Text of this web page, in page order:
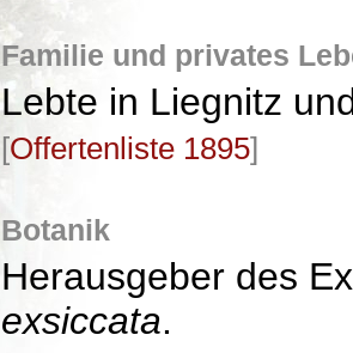
Familie und privates
Lebte in Liegnitz
[Offertenliste 1895]
Botanik
Herausgeber des
exsiccata.